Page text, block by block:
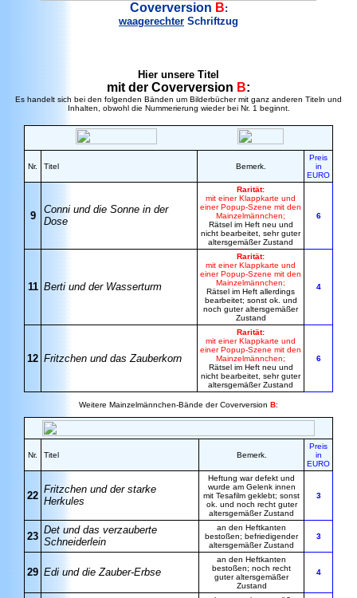
Coverversion B:
waagerechter Schriftzug
Hier unsere Titel
mit der Coverversion B:
Es handelt sich bei den folgenden Bänden um Bilderbücher mit ganz anderen Titeln und
Inhalten, obwohl die Nummerierung wieder bei Nr. 1 beginnt.
Nr. Titel Bemerk.
Preis
in
EURO
9
Conni und die Sonne in der
Dose
Rarität:
mit einer Klappkarte und
einer Popup-Szene mit den
Mainzelmännchen;
Rätsel im Heft neu und
nicht bearbeitet, sehr guter
altersgemäßer Zustand
6
11 Berti und der Wasserturm
Rarität:
mit einer Klappkarte und
einer Popup-Szene mit den
Mainzelmännchen;
Rätsel im Heft allerdings
bearbeitet; sonst ok. und
noch guter altersgemäßer
Zustand
4
12 Fritzchen und das Zauberkorn
Rarität:
mit einer Klappkarte und
einer Popup-Szene mit den
Mainzelmännchen;
Rätsel im Heft neu und
nicht bearbeitet, sehr guter
altersgemäßer Zustand
6
Weitere Mainzelmännchen-Bände der Coverversion B:
Nr. Titel Bemerk.
Preis
in
EURO
22
Fritzchen und der starke
Herkules
Heftung war defekt und
wurde am Gelenk innen
mit Tesafilm geklebt; sonst
ok. und noch recht guter
altersgemäßer Zustand
3
23
Det und das verzauberte
Schneiderlein
an den Heftkanten
bestoßen; befriedigender
altersgemäßer Zustand
3
29 Edi und die Zauber-Erbse
an den Heftkanten
bestoßen; noch recht
guter altersgemäßer
Zustand
4